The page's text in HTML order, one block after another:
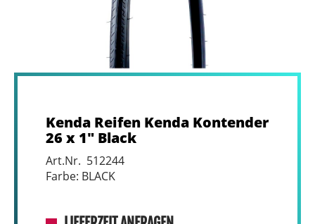
Kenda Reifen Kenda Kontender
26 x 1" Black
Art.Nr. 512244
Farbe: BLACK